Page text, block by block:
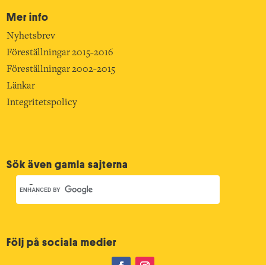
Mer info
Nyhetsbrev
Föreställningar 2015-2016
Föreställningar 2002-2015
Länkar
Integritetspolicy
Sök även gamla sajterna
Följ på sociala medier